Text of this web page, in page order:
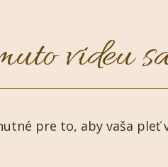
videu
pre to, aby vaša pleť